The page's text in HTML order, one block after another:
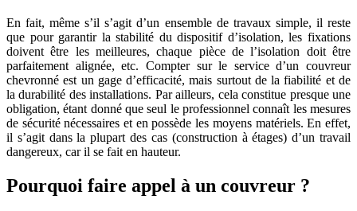
En fait, même s’il s’agit d’un ensemble de travaux simple, il reste
que pour garantir la stabilité du dispositif d’isolation, les fixations
doivent être les meilleures, chaque pièce de l’isolation doit être
parfaitement alignée, etc. Compter sur le service d’un couvreur
chevronné est un gage d’efficacité, mais surtout de la fiabilité et de
la durabilité des installations. Par ailleurs, cela constitue presque une
obligation, étant donné que seul le professionnel connaît les mesures
de sécurité nécessaires et en possède les moyens matériels. En effet,
il s’agit dans la plupart des cas (construction à étages) d’un travail
dangereux, car il se fait en hauteur.
Pourquoi faire appel à un couvreur ?